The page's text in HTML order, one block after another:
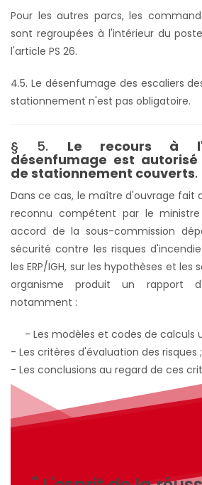
Pour les autres parcs, les
sont regroupées à l'intérieur du
l'article PS 26.
4.5. Le désenfumage des escaliers
stationnement n'est pas obligatoire.
§ 5. Le recours à
désenfumage est
de stationnement couverts.
Dans ce cas, le maître d'ouvrage fait
reconnu compétent par le ministre
accord de la sous-commission
sécurité contre les risques
les ERP/IGH, sur les hypothèses et
organisme produit un rapport
notamment :
- Les modèles et codes de calculs
- Les critères d'évaluation des risques ;
- Les conclusions au regard de ces